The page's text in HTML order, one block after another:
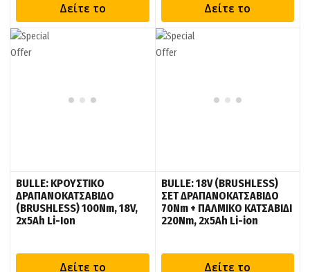
Δείτε το Δείτε το
BULLE: ΚΡΟΥΣΤΙΚΟ
ΔΡΑΠΑΝΟΚΑΤΣΑΒΙΔΟ
(BRUSHLESS) 100Nm, 18V,
2x5Ah Li-Ion
Δείτε το
BULLE: 18V (BRUSHLESS)
ΣΕΤ ΔΡΑΠΑΝΟΚΑΤΣΑΒΙΔΟ
70Nm + ΠΑΛΜΙΚΟ ΚΑΤΣΑΒΙΔΙ
220Nm, 2x5Ah Li-ion
Δείτε το